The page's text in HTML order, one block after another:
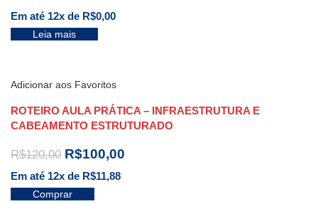
Em até 12x de R$0,00
Leia mais
Adicionar aos Favoritos
ROTEIRO AULA PRÁTICA – INFRAESTRUTURA E
CABEAMENTO ESTRUTURADO
R$120,00 R$100,00
Em até 12x de R$11,88
Comprar